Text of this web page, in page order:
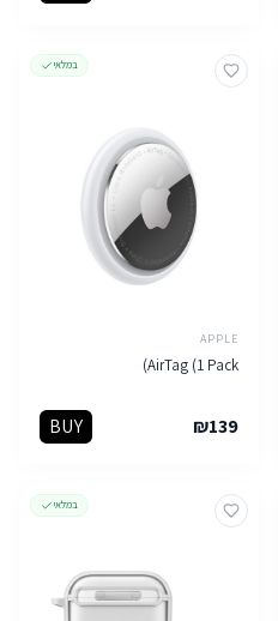
במלאי
APPLE
AirTag (1 Pack)
₪139
BUY
במלאי